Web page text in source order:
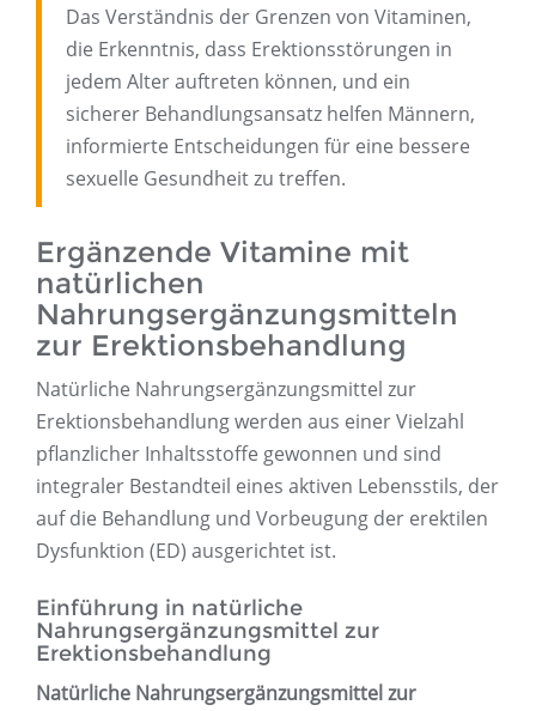
Das Verständnis der Grenzen von Vitaminen,
die Erkenntnis, dass Erektionsstörungen in
jedem Alter auftreten können, und ein
sicherer Behandlungsansatz helfen Männern,
informierte Entscheidungen für eine bessere
sexuelle Gesundheit zu treffen.
Ergänzende Vitamine mit
natürlichen
Nahrungsergänzungsmitteln
zur Erektionsbehandlung
Natürliche Nahrungsergänzungsmittel zur
Erektionsbehandlung werden aus einer Vielzahl
pflanzlicher Inhaltsstoffe gewonnen und sind
integraler Bestandteil eines aktiven Lebensstils, der
auf die Behandlung und Vorbeugung der erektilen
Dysfunktion (ED) ausgerichtet ist.
Einführung in natürliche
Nahrungsergänzungsmittel zur
Erektionsbehandlung
Natürliche Nahrungsergänzungsmittel zur